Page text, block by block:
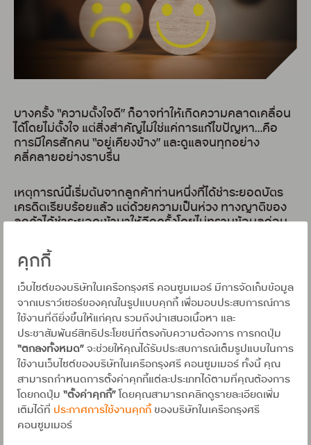
คุกกี้
เว็บไซต์ของบริษัทในเครือกรุงศรี คอนซูมเมอร์ มีการจัดเก็บข้อมูล
จากเบราว์เซอร์ของคุณในรูปแบบคุกกี้ เพื่อมอบประสบการณ์การ
ใช้งานที่ดียิ่งขึ้นให้แก่คุณ รวมถึงนำเสนอเนื้อหา และ
ประชาสัมพันธ์สิทธิประโยชน์ที่ตรงกับความต้องการ การกดปุ่ม
“ตกลงทั้งหมด”จะช่วยให้คุณได้รับประสบการณ์เต็มรูปแบบในการ
ใช้งานเว็บไซต์ของบริษัทในเครือกรุงศรี คอนซูมเมอร์ ทั้งนี้ คุณ
สามารถกำหนดการตั้งค่าคุกกี้แต่ละประเภทได้ตามที่คุณต้องการ
โดยกดปุ่ม “ตั้งค่าคุกกี้”โดยคุณสามารถคลิกดูรายละเอียดเพิ่ม
เติมได้ที่ ประกาศการใช้งานคุกกี้ของบริษัทในเครือกรุงศรี
คอนซูมเมอร์
บางครั้ง “ความตั้งใจดี” ก็อาจทำให้เกิดความคลาดเคลื่อน
ได้โดยไม่ตั้งใจ แต่สิ่งสำคัญไม่ใช่แค่การแก้ไขปัญหา…คือ
การมีใครสักคน “อยู่เคียงข้าง” และดูแลจนทุกอย่าง
คลี่คลายอย่างราบรื่น
เหตุการณ์นี้เริ่มต้นจากลูกค้าท่านหนึ่งที่ได้ชำระยอดบัตร
เครดิตเรียบร้อยแล้ว แต่ด้วยความเป็นห่วง ทางญาติของ
ลูกค้าได้ชำระยอดเข้ามาให้อีกครั้งโดยไม่ทราบข้อมูลก่อน
เมื่อทราบเรื่อง ลูกค้าเกิดความกังวลใจทันทีเพราะเงินก้อน
ดังกล่าวเป็นของทางญาติ
ลูกค้าจึงติดต่อมายังฝ่ายบริการสมาชิกบัตรเครดิต ทันทีที่
เจ้าหน้าที่รับเรื่อง สามารถเข้าใจสถานการณ์ได้อย่าง
รวดเร็ว พร้อมแนะนำขั้นตอนอย่างชัดเจน ทั้งการรวบรวม
เอกสารหลักฐาน และการดำเนินเรื่องเพื่อขอคืนยอดเงิน
สิ่งที่ทำให้ลูกค้ารู้สึก “อุ่นใจ” มากขึ้น คือการดูแลอย่างใส่ใจ
ในทุกขั้นตอน
เจ้าหน้าที่ไม่ได้เพียงรับเรื่อง แต่มีการติดตามสถานะอย่าง
ต่อเนื่อง โทรแจ้งความคืบหน้าให้ลูกค้าทราบเป็นระยะ ทำให้